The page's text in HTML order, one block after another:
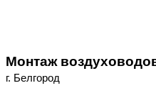
Монтаж
г. Белгород